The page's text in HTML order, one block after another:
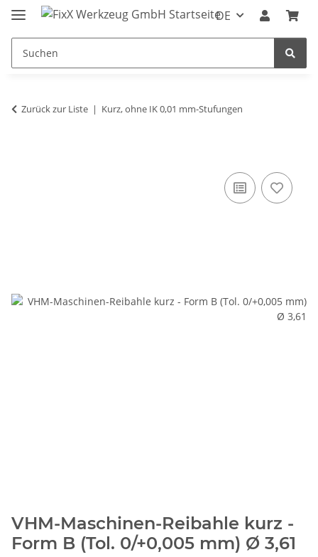
DE
Zurück zur Liste Kurz, ohne IK 0,01 mm-Stufungen
VHM-Maschinen-Reibahle kurz -
Form B (Tol. 0/+0,005 mm) Ø 3,61